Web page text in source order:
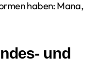
haben: Mana,
und